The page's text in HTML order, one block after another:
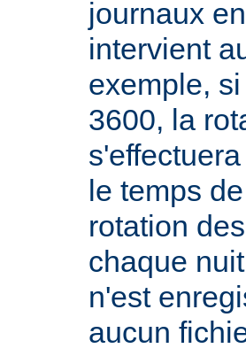
journaux
intervient
exemple,
3600, la
le temps
rotation
chaque
n'est
aucun